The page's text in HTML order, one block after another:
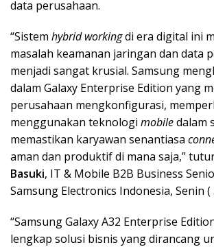
data perusahaan.
“Sistem hybrid workingdi era digital ini
masalah keamanan jaringan dan data
menjadi sangat krusial. Samsung
dalam Galaxy Enterprise Edition yang
perusahaan mengkonfigurasi,
menggunakan teknologi mobiledalam
memastikan karyawan senantiasa
aman dan produktif di mana saja,”
Basuki, IT & Mobile B2B Business
Samsung Electronics Indonesia, Senin (
“Samsung Galaxy A32 Enterprise
lengkap solusi bisnis yang dirancang